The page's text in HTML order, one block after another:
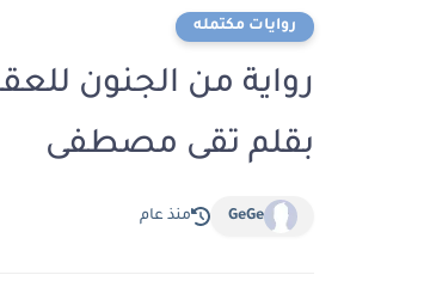
روايات مكتمله
رواية من الجنون
بقلم تقى مصطفى
GeGe منذ عام